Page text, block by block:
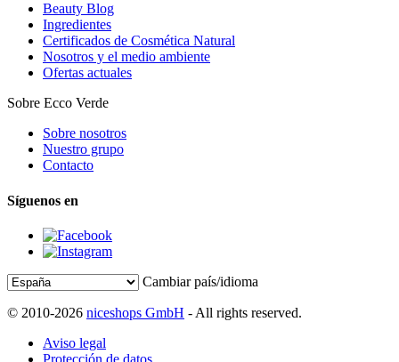
Beauty Blog
Ingredientes
Certificados de Cosmética Natural
Nosotros y el medio ambiente
Ofertas actuales
Sobre Ecco Verde
Sobre nosotros
Nuestro grupo
Contacto
Síguenos en
Cambiar país/idioma
© 2010-2026 niceshops GmbH - All rights reserved.
Aviso legal
Protección de datos